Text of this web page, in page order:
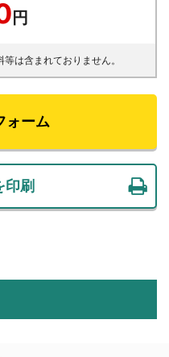
円
は含まれておりません。
ォーム
印刷